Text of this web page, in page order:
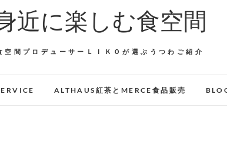
近に楽しむ食空間
空間プロデューサーＬＩＫＯが選ぶうつわご紹介
ALTHAUS紅茶とMERCE食品販売